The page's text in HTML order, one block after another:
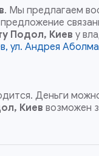
. Мы предлагаем
Подол, Киев у
ул. Андрея
Деньги
Киев возможен